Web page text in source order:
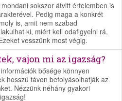
sokszor átvitt értelemben is
Pedig maga a konkrét
is, amit nem szabad
ki, miért kell odafigyelni rá,
vesszünk most végig.
vajon mi az igazság?
bősége könnyen
hosszú távon befolyásolhatják az
Nézzünk néhány gyakori